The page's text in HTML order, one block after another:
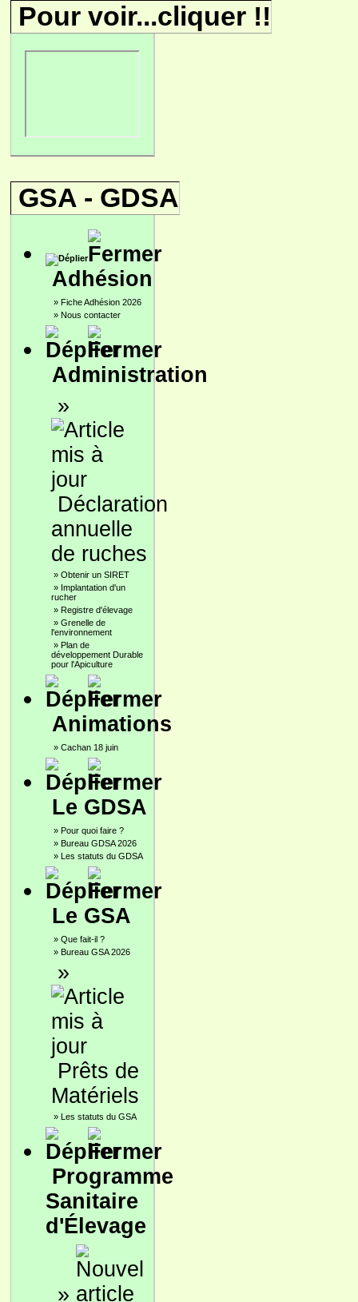
Pour voir...cliquer !!
GSA - GDSA
Adhésion
» Fiche Adhésion 2026
» Nous contacter
Administration
»
Déclaration
annuelle
de ruches
» Obtenir un SIRET
» Implantation d'un
rucher
» Registre d'élevage
» Grenelle de
l'environnement
» Plan de
développement Durable
pour l'Apiculture
Animations
» Cachan 18 juin
Le GDSA
» Pour quoi faire ?
» Bureau GDSA 2026
» Les statuts du GDSA
Le GSA
» Que fait-il ?
» Bureau GSA 2026
»
Prêts de
Matériels
» Les statuts du GSA
Programme
Sanitaire
d'Élevage
»